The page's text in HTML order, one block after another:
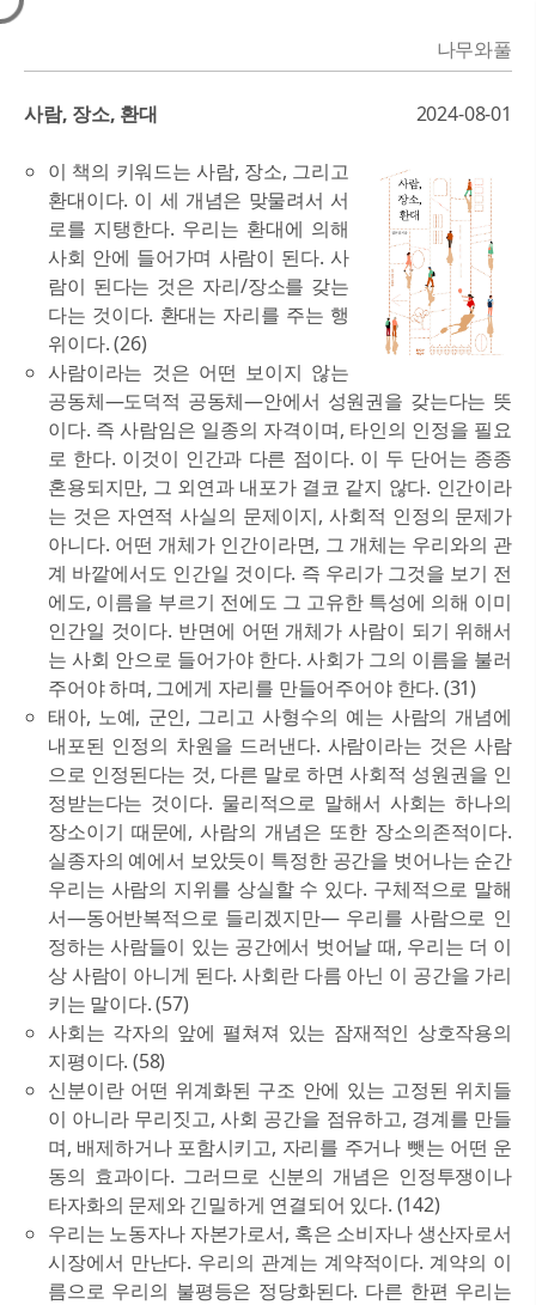
나무와풀
사람, 장소, 환대 2024-08-01
이 책의 키워드는 사람, 장소, 그리고
환대이다. 이 세 개념은 맞물려서 서
로를 지탱한다. 우리는 환대에 의해
사회 안에 들어가며 사람이 된다. 사
람이 된다는 것은 자리/장소를 갖는
다는 것이다. 환대는 자리를 주는 행
위이다. (26)
사람이라는 것은 어떤 보이지 않는
공동체―도덕적 공동체―안에서 성원권을 갖는다는 뜻
이다. 즉 사람임은 일종의 자격이며, 타인의 인정을 필요
로 한다. 이것이 인간과 다른 점이다. 이 두 단어는 종종
혼용되지만, 그 외연과 내포가 결코 같지 않다. 인간이라
는 것은 자연적 사실의 문제이지, 사회적 인정의 문제가
아니다. 어떤 개체가 인간이라면, 그 개체는 우리와의 관
계 바깥에서도 인간일 것이다. 즉 우리가 그것을 보기 전
에도, 이름을 부르기 전에도 그 고유한 특성에 의해 이미
인간일 것이다. 반면에 어떤 개체가 사람이 되기 위해서
는 사회 안으로 들어가야 한다. 사회가 그의 이름을 불러
주어야 하며, 그에게 자리를 만들어주어야 한다. (31)
태아, 노예, 군인, 그리고 사형수의 예는 사람의 개념에
내포된 인정의 차원을 드러낸다. 사람이라는 것은 사람
으로 인정된다는 것, 다른 말로 하면 사회적 성원권을 인
정받는다는 것이다. 물리적으로 말해서 사회는 하나의
장소이기 때문에, 사람의 개념은 또한 장소의존적이다.
실종자의 예에서 보았듯이 특정한 공간을 벗어나는 순간
우리는 사람의 지위를 상실할 수 있다. 구체적으로 말해
서―동어반복적으로 들리겠지만― 우리를 사람으로 인
정하는 사람들이 있는 공간에서 벗어날 때, 우리는 더 이
상 사람이 아니게 된다. 사회란 다름 아닌 이 공간을 가리
키는 말이다. (57)
사회는 각자의 앞에 펼쳐져 있는 잠재적인 상호작용의
지평이다. (58)
신분이란 어떤 위계화된 구조 안에 있는 고정된 위치들
이 아니라 무리짓고, 사회 공간을 점유하고, 경계를 만들
며, 배제하거나 포함시키고, 자리를 주거나 뺏는 어떤 운
동의 효과이다. 그러므로 신분의 개념은 인정투쟁이나
타자화의 문제와 긴밀하게 연결되어 있다. (142)
우리는 노동자나 자본가로서, 혹은 소비자나 생산자로서
시장에서 만난다. 우리의 관계는 계약적이다. 계약의 이
름으로 우리의 불평등은 정당화된다. 다른 한편 우리는